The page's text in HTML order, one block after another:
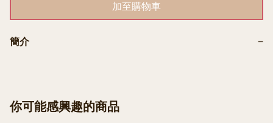
加至購物車
簡介 −
你可能感興趣的商品